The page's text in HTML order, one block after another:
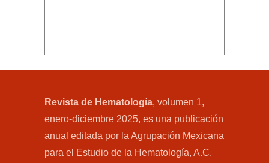
Revista de Hematología, volumen 1,
enero-diciembre 2025, es una publicación
anual editada por la Agrupación Mexicana
para el Estudio de la Hematología, A.C.